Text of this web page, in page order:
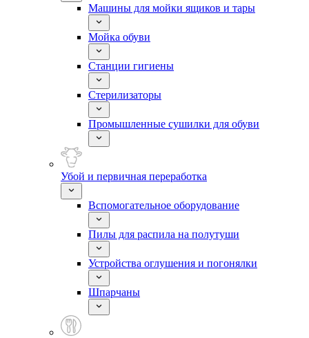
Машины для мойки ящиков и тары
Мойка обуви
Станции гигиены
Стерилизаторы
Промышленные сушилки для обуви
Убой и первичная переработка
Вспомогательное оборудование
Пилы для распила на полутуши
Устройства оглушения и погонялки
Шпарчаны